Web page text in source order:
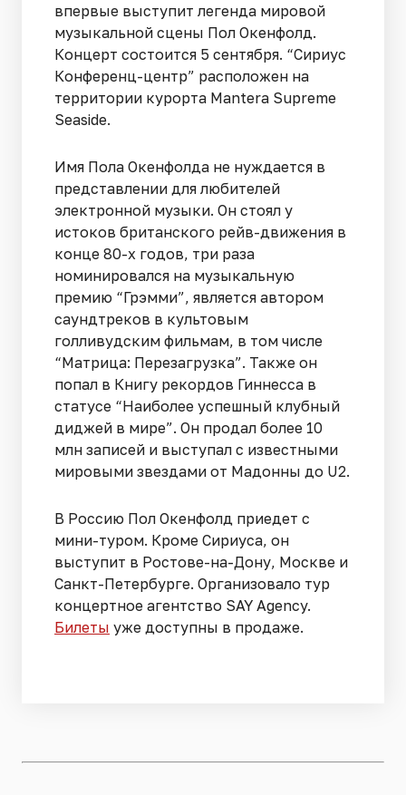
впервые выступит легенда мировой
музыкальной сцены Пол Окенфолд.
Концерт состоится 5 сентября. “Сириус
Конференц-центр” расположен на
территории курорта Mantera Supreme
Seaside.
Имя Пола Окенфолда не нуждается в
представлении для любителей
электронной музыки. Он стоял у
истоков британского рейв-движения в
конце 80-х годов, три раза
номинировался на музыкальную
премию “Грэмми”, является автором
саундтреков в культовым
голливудским фильмам, в том числе
“Матрица: Перезагрузка”. Также он
попал в Книгу рекордов Гиннесса в
статусе “Наиболее успешный клубный
диджей в мире”. Он продал более 10
млн записей и выступал с известными
мировыми звездами от Мадонны до U2.
В Россию Пол Окенфолд приедет с
мини-туром. Кроме Сириуса, он
выступит в Ростове-на-Дону, Москве и
Санкт-Петербурге. Организовало тур
концертное агентство SAY Agency.
Билеты уже доступны в продаже.